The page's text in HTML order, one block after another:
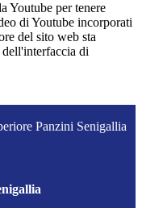
Youtube per tenere
di Youtube incorporati
del sito web sta
di
Panzini Senigallia